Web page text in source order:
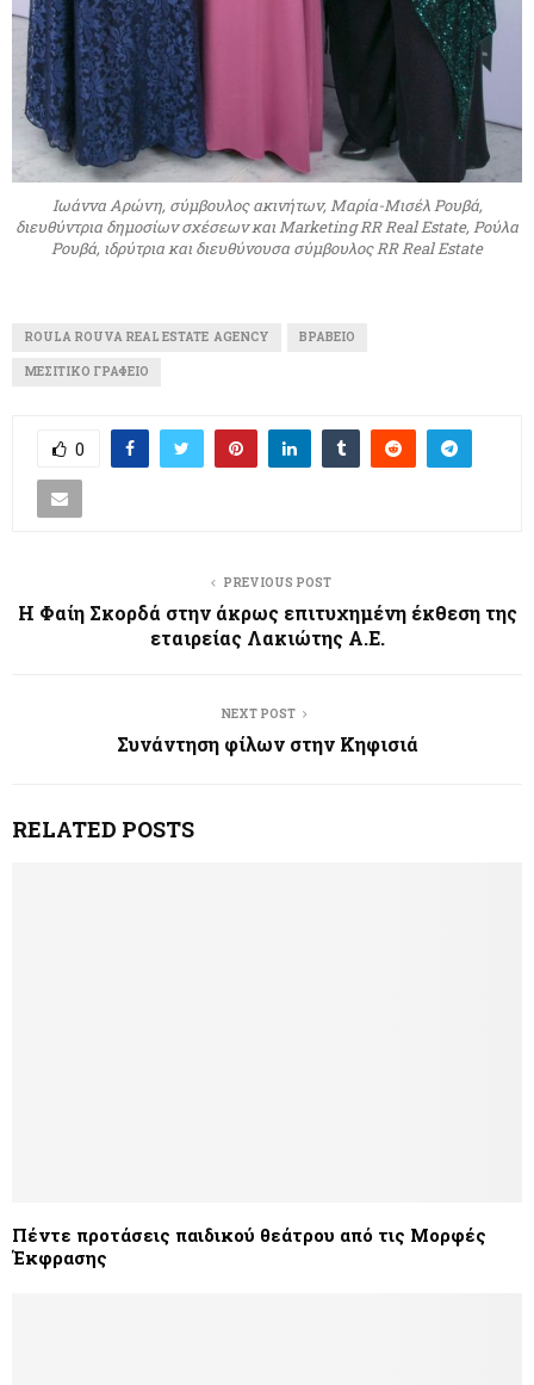
Ιωάννα Αρώνη, σύμβουλος ακινήτων, Μαρία-Μισέλ Ρουβά,
διευθύντρια δημοσίων σχέσεων και Marketing RR Real Estate, Ρούλα
Ρουβά, ιδρύτρια και διευθύνουσα σύμβουλος RR Real Estate
ROULA ROUVA REAL ESTATE AGENCY ΒΡΑΒΕΊΟ
ΜΕΣΙΤΙΚΌ ΓΡΑΦΕΊΟ
0
PREVIOUS POST
Η Φαίη Σκορδά στην άκρως επιτυχημένη έκθεση της
εταιρείας Λακιώτης Α.Ε.
NEXT POST
Συνάντηση φίλων στην Κηφισιά
RELATED POSTS
Πέντε προτάσεις παιδικού θεάτρου από τις Μορφές
Έκφρασης